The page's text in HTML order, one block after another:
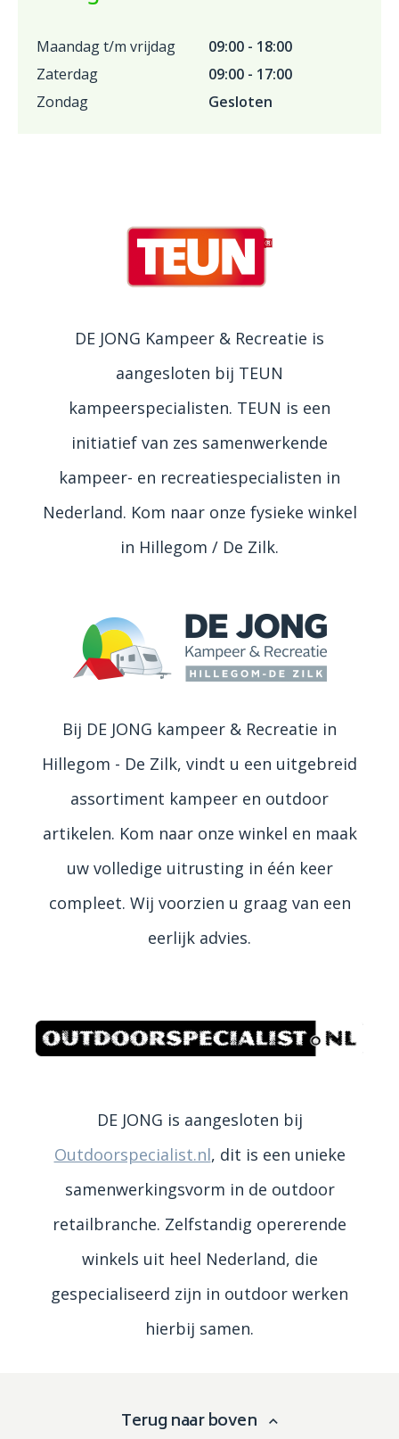
Maandag t/m vrijdag
09:00 - 18:00
Zaterdag
09:00 - 17:00
Zondag
Gesloten
DE JONG Kampeer & Recreatie is
aangesloten bij TEUN
kampeerspecialisten. TEUN is een
initiatief van zes samenwerkende
kampeer- en recreatiespecialisten in
Nederland. Kom naar onze fysieke winkel
in Hillegom / De Zilk.
Bij DE JONG kampeer & Recreatie in
Hillegom - De Zilk, vindt u een uitgebreid
assortiment kampeer en outdoor
artikelen. Kom naar onze winkel en maak
uw volledige uitrusting in één keer
compleet. Wij voorzien u graag van een
eerlijk advies.
DE JONG is aangesloten bij
Outdoorspecialist.nl, dit is een unieke
samenwerkingsvorm in de outdoor
retailbranche. Zelfstandig opererende
winkels uit heel Nederland, die
gespecialiseerd zijn in outdoor werken
hierbij samen.
Terug naar boven